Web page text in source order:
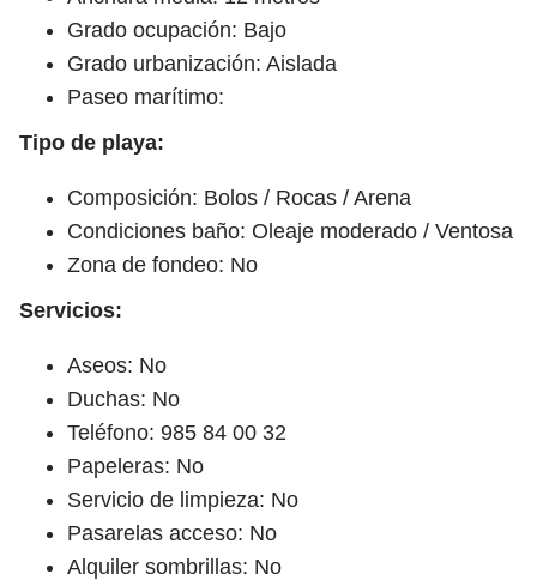
Grado ocupación: Bajo
Grado urbanización: Aislada
Paseo marítimo:
Tipo de playa:
Composición: Bolos / Rocas / Arena
Condiciones baño: Oleaje moderado / Ventosa
Zona de fondeo: No
Servicios:
Aseos: No
Duchas: No
Teléfono: 985 84 00 32
Papeleras: No
Servicio de limpieza: No
Pasarelas acceso: No
Alquiler sombrillas: No